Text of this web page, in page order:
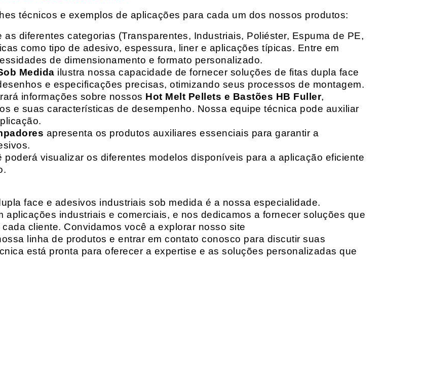
técnicos e exemplos de aplicações para cada um dos nossos produtos:
as diferentes categorias (Transparentes, Industriais, Poliéster, Espuma de PE,
como tipo de adesivo, espessura, liner e aplicações típicas. Entre em
de dimensionamento e formato personalizado.
Medida ilustra nossa capacidade de fornecer soluções de fitas dupla face
e especificações precisas, otimizando seus processos de montagem.
informações sobre nossos Hot Melt Pellets e Bastões HB Fuller,
e suas características de desempenho. Nossa equipe técnica pode auxiliar
apresenta os produtos auxiliares essenciais para garantir a
poderá visualizar os diferentes modelos disponíveis para a aplicação eficiente
face e adesivos industriais sob medida é a nossa especialidade.
aplicações industriais e comerciais, e nos dedicamos a fornecer soluções que
cliente. Convidamos você a explorar nosso site
linha de produtos e entrar em contato conosco para discutir suas
está pronta para oferecer a expertise e as soluções personalizadas que